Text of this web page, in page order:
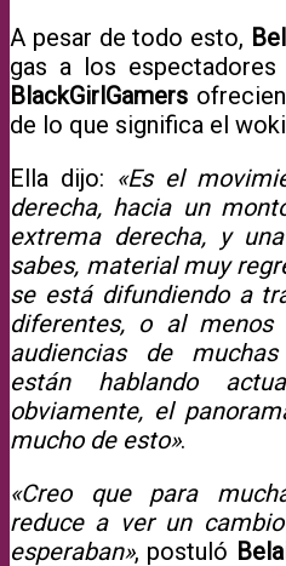
A pesar de todo esto,
gas a los
BlackGirlGamers
de lo que significa el
Ella dijo: «Es el
derecha, hacia un
extrema derecha, y
sabes, material muy
se está difundiendo a
diferentes, o al
audiencias de
están hablando
obviamente, el
mucho de esto».
«Creo que para
reduce a ver un
esperaban», postuló